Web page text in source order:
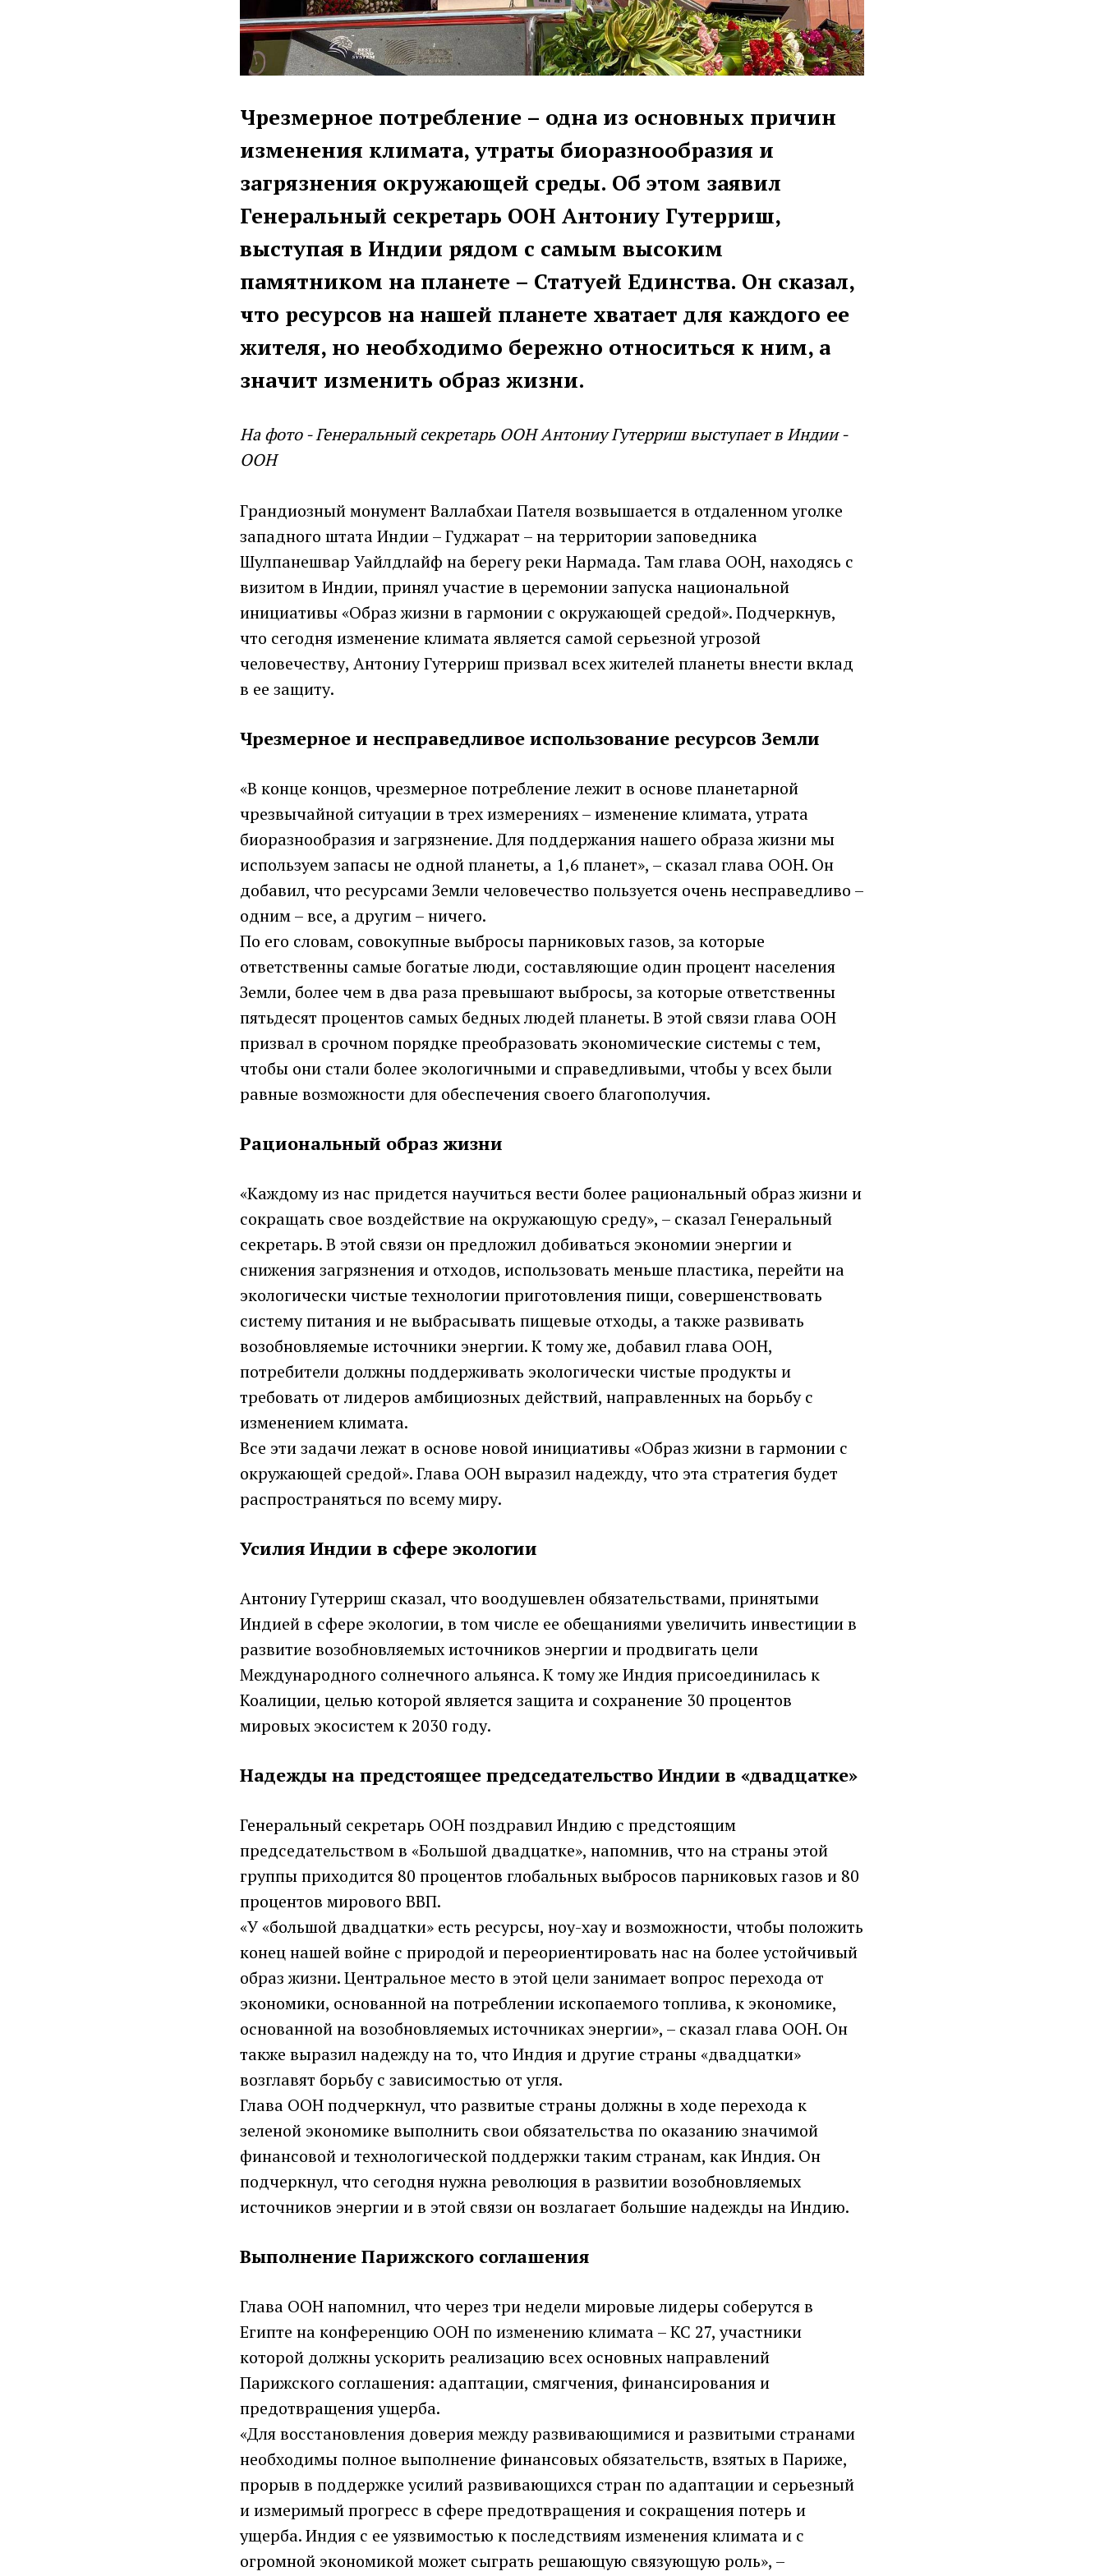
Чрезмерное потребление – одна из основных причин
изменения климата, утраты биоразнообразия и
загрязнения окружающей среды. Об этом заявил
Генеральный секретарь ООН Антониу Гутерриш,
выступая в Индии рядом с самым высоким
памятником на планете – Статуей Единства. Он сказал,
что ресурсов на нашей планете хватает для каждого ее
жителя, но необходимо бережно относиться к ним, а
значит изменить образ жизни.
На фото - Генеральный секретарь ООН Антониу Гутерриш выступает в Индии -
ООН
Грандиозный монумент Валлабхаи Пателя возвышается в отдаленном уголке
западного штата Индии – Гуджарат – на территории заповедника
Шулпанешвар Уайлдлайф на берегу реки Нармада. Там глава ООН, находясь с
визитом в Индии, принял участие в церемонии запуска национальной
инициативы «Образ жизни в гармонии с окружающей средой». Подчеркнув,
что сегодня изменение климата является самой серьезной угрозой
человечеству, Антониу Гутерриш призвал всех жителей планеты внести вклад
в ее защиту.
Чрезмерное и несправедливое использование ресурсов Земли
«В конце концов, чрезмерное потребление лежит в основе планетарной
чрезвычайной ситуации в трех измерениях – изменение климата, утрата
биоразнообразия и загрязнение. Для поддержания нашего образа жизни мы
используем запасы не одной планеты, а 1,6 планет», – сказал глава ООН. Он
добавил, что ресурсами Земли человечество пользуется очень несправедливо –
одним – все, а другим – ничего.
По его словам, совокупные выбросы парниковых газов, за которые
ответственны самые богатые люди, составляющие один процент населения
Земли, более чем в два раза превышают выбросы, за которые ответственны
пятьдесят процентов самых бедных людей планеты. В этой связи глава ООН
призвал в срочном порядке преобразовать экономические системы с тем,
чтобы они стали более экологичными и справедливыми, чтобы у всех были
равные возможности для обеспечения своего благополучия.
Рациональный образ жизни
«Каждому из нас придется научиться вести более рациональный образ жизни и
сокращать свое воздействие на окружающую среду», – сказал Генеральный
секретарь. В этой связи он предложил добиваться экономии энергии и
снижения загрязнения и отходов, использовать меньше пластика, перейти на
экологически чистые технологии приготовления пищи, совершенствовать
систему питания и не выбрасывать пищевые отходы, а также развивать
возобновляемые источники энергии. К тому же, добавил глава ООН,
потребители должны поддерживать экологически чистые продукты и
требовать от лидеров амбициозных действий, направленных на борьбу с
изменением климата.
Все эти задачи лежат в основе новой инициативы «Образ жизни в гармонии с
окружающей средой». Глава ООН выразил надежду, что эта стратегия будет
распространяться по всему миру.
Усилия Индии в сфере экологии
Антониу Гутерриш сказал, что воодушевлен обязательствами, принятыми
Индией в сфере экологии, в том числе ее обещаниями увеличить инвестиции в
развитие возобновляемых источников энергии и продвигать цели
Международного солнечного альянса. К тому же Индия присоединилась к
Коалиции, целью которой является защита и сохранение 30 процентов
мировых экосистем к 2030 году.
Надежды на предстоящее председательство Индии в «двадцатке»
Генеральный секретарь ООН поздравил Индию с предстоящим
председательством в «Большой двадцатке», напомнив, что на страны этой
группы приходится 80 процентов глобальных выбросов парниковых газов и 80
процентов мирового ВВП.
«У «большой двадцатки» есть ресурсы, ноу-хау и возможности, чтобы положить
конец нашей войне с природой и переориентировать нас на более устойчивый
образ жизни. Центральное место в этой цели занимает вопрос перехода от
экономики, основанной на потреблении ископаемого топлива, к экономике,
основанной на возобновляемых источниках энергии», – сказал глава ООН. Он
также выразил надежду на то, что Индия и другие страны «двадцатки»
возглавят борьбу с зависимостью от угля.
Глава ООН подчеркнул, что развитые страны должны в ходе перехода к
зеленой экономике выполнить свои обязательства по оказанию значимой
финансовой и технологической поддержки таким странам, как Индия. Он
подчеркнул, что сегодня нужна революция в развитии возобновляемых
источников энергии и в этой связи он возлагает большие надежды на Индию.
Выполнение Парижского соглашения
Глава ООН напомнил, что через три недели мировые лидеры соберутся в
Египте на конференцию ООН по изменению климата – КС 27, участники
которой должны ускорить реализацию всех основных направлений
Парижского соглашения: адаптации, смягчения, финансирования и
предотвращения ущерба.
«Для восстановления доверия между развивающимися и развитыми странами
необходимы полное выполнение финансовых обязательств, взятых в Париже,
прорыв в поддержке усилий развивающихся стран по адаптации и серьезный
и измеримый прогресс в сфере предотвращения и сокращения потерь и
ущерба. Индия с ее уязвимостью к последствиям изменения климата и с
огромной экономикой может сыграть решающую связующую роль», –